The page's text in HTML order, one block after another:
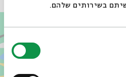
בשירותים שלהם.